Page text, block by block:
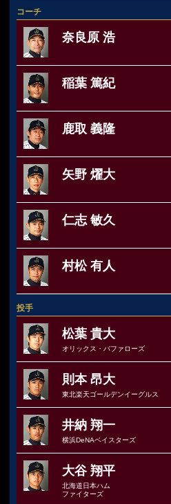
コーチ
奈良原 浩
稲葉 篤紀
鹿取 義隆
矢野 燿大
仁志 敏久
村松 有人
投手
松葉 貴大
オリックス・バファローズ
則本 昂大
東北楽天ゴールデンイーグルス
井納 翔一
横浜DeNAベイスターズ
大谷 翔平
北海道日本ハム
ファイターズ